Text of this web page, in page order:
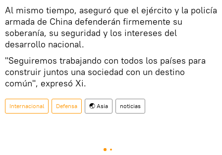
Al mismo tiempo, aseguró que el ejército y la policía
armada de China defenderán firmemente su
soberanía, su seguridad y los intereses del
desarrollo nacional.
"Seguiremos trabajando con todos los países para
construir juntos una sociedad con un destino
común", expresó Xi.
Internacional Defensa 🌏 Asia noticias